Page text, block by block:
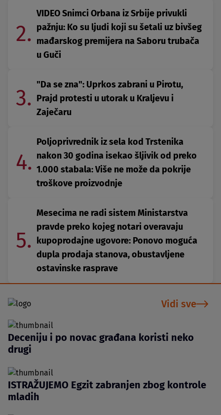
2.
VIDEO Snimci Orbana iz Srbije privukli
pažnju: Ko su ljudi koji su šetali uz bivšeg
mađarskog premijera na Saboru trubača
u Guči
3.
"Da se zna": Uprkos zabrani u Pirotu,
Prajd protesti u utorak u Kraljevu i
Zaječaru
4.
Poljoprivrednik iz sela kod Trstenika
nakon 30 godina isekao šljivik od preko
1.000 stabala: Više ne može da pokrije
troškove proizvodnje
5.
Mesecima ne radi sistem Ministarstva
pravde preko kojeg notari overavaju
kupoprodajne ugovore: Ponovo moguća
dupla prodaja stanova, obustavljene
ostavinske rasprave
Vidi sve
Deceniju i po novac građana koristi neko
drugi
ISTRAŽUJEMO Egzit zabranjen zbog kontrole
mladih